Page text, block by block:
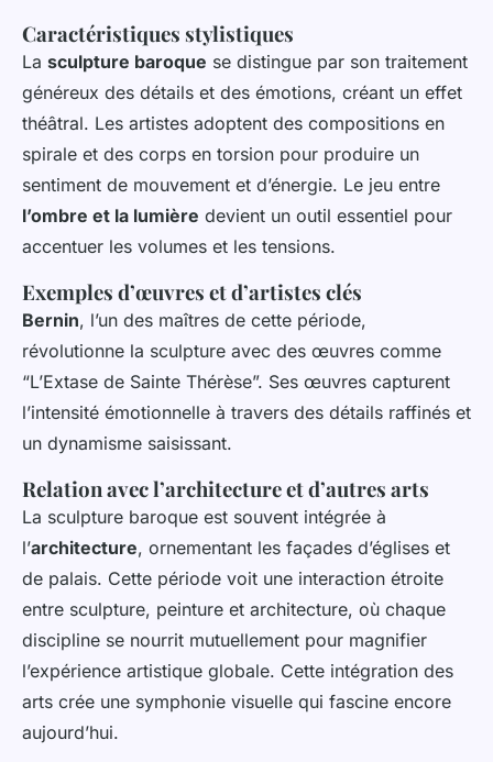
Caractéristiques stylistiques
La sculpture baroque se distingue par son traitement
généreux des détails et des émotions, créant un effet
théâtral. Les artistes adoptent des compositions en
spirale et des corps en torsion pour produire un
sentiment de mouvement et d’énergie. Le jeu entre
l’ombre et la lumière devient un outil essentiel pour
accentuer les volumes et les tensions.
Exemples d’œuvres et d’artistes clés
Bernin, l’un des maîtres de cette période,
révolutionne la sculpture avec des œuvres comme
“L’Extase de Sainte Thérèse”. Ses œuvres capturent
l’intensité émotionnelle à travers des détails raffinés et
un dynamisme saisissant.
Relation avec l’architecture et d’autres arts
La sculpture baroque est souvent intégrée à
l’architecture, ornementant les façades d’églises et
de palais. Cette période voit une interaction étroite
entre sculpture, peinture et architecture, où chaque
discipline se nourrit mutuellement pour magnifier
l’expérience artistique globale. Cette intégration des
arts crée une symphonie visuelle qui fascine encore
aujourd’hui.